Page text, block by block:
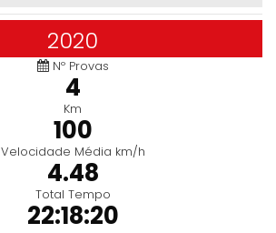
2020
Nº Provas
4
Km
100
Velocidade Média km/h
4.48
Total Tempo
22:18:20